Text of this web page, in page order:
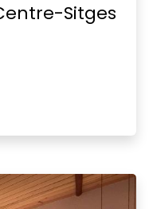
Sitges